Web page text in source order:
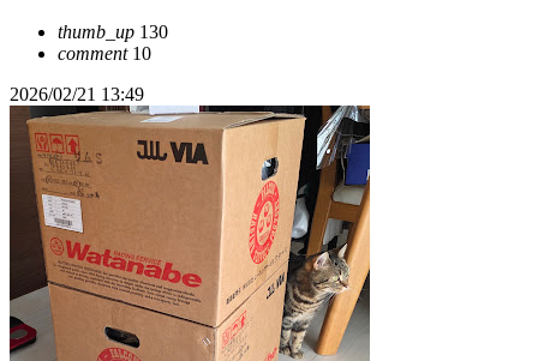
thumb_up 130
comment10
2026/02/21 13:49